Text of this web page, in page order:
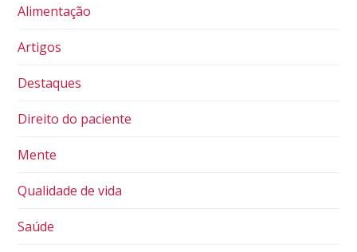
Alimentação
Artigos
Destaques
Direito do paciente
Mente
Qualidade de vida
Saúde